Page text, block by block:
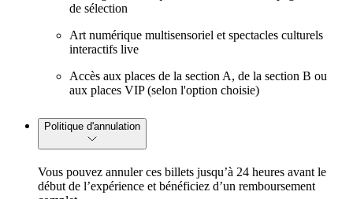
de sélection
Art numérique multisensoriel et spectacles culturels
interactifs live
Accès aux places de la section A, de la section B ou
aux places VIP (selon l'option choisie)
Politique d'annulation
Vous pouvez annuler ces billets jusqu’à 24 heures avant le
début de l’expérience et bénéficiez d’un remboursement